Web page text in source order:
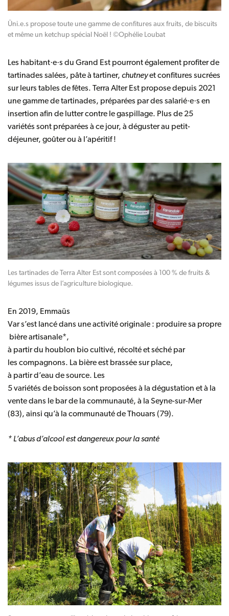
Üni.e.s propose toute une gamme de confitures aux fruits, de biscuits
et même un ketchup spécial Noël ! ©Ophélie Loubat
Les habitant·e·s du Grand Est pourront également profiter de
tartinades salées, pâte à tartiner, chutneyet confitures sucrées
sur leurs tables de fêtes. Terra Alter Est propose depuis 2021
une gamme de tartinades, préparées par des salarié·e·s en
insertion afin de lutter contre le gaspillage. Plus de 25
variétés sont préparées à ce jour, à déguster au petit-
déjeuner, goûter ou à l’apéritif !
Les tartinades de Terra Alter Est sont composées à 100 % de fruits &
légumes issus de l’agriculture biologique.
En 2019, Emmaüs
Vars’est lancé dans une activité originale : produire sa propre
bière artisanale*,
à partir du houblon bio cultivé, récolté et séché par
les compagnons. La bière est brassée sur place,
à partir d’eau de source. Les
5 variétés de boisson sont proposées à la dégustation et à la
vente dans le bar de la communauté, à la Seyne-sur-Mer
(83), ainsi qu’à la communauté de Thouars (79).
* L’abus d’alcool est dangereux pour la santé